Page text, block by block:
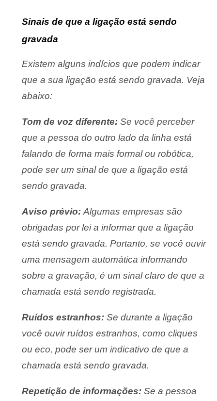
Sinais de que a ligação está sendo
gravada
Existem alguns indícios que podem indicar
que a sua ligação está sendo gravada. Veja
abaixo:
Tom de voz diferente: Se você perceber
que a pessoa do outro lado da linha está
falando de forma mais formal ou robótica,
pode ser um sinal de que a ligação está
sendo gravada.
Aviso prévio: Algumas empresas são
obrigadas por lei a informar que a ligação
está sendo gravada. Portanto, se você ouvir
uma mensagem automática informando
sobre a gravação, é um sinal claro de que a
chamada está sendo registrada.
Ruídos estranhos: Se durante a ligação
você ouvir ruídos estranhos, como cliques
ou eco, pode ser um indicativo de que a
chamada está sendo gravada.
Repetição de informações: Se a pessoa